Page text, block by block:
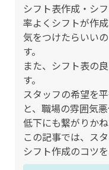
シフト表作成・シ
率よくシフトが作
気をつけたらいい
す。
また、シフト表の
す。
スタッフの希望を
と、職場の雰囲気
低下にも繋がりかね
この記事では、ス
シフト作成のコツ